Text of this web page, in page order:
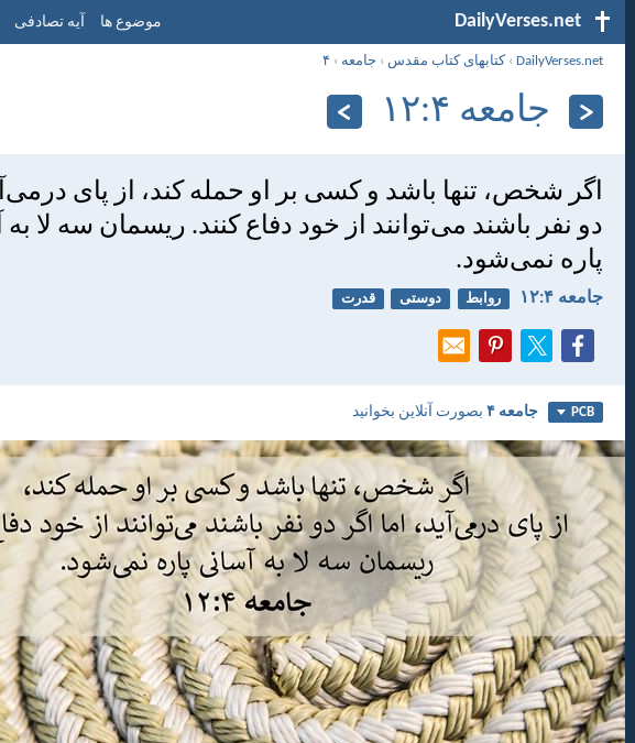
DailyVerses.net موضوع ها آیه تصادفی
DailyVerses.net
›کتابهای کتاب مقدس › جامعه › ۴
جامعه ۴:‏۱۲
اگر شخص، تنها باشد و كسی بر او حمله كند، از پای
دو نفر باشند می‌توانند از خود دفاع كنند. ريسمان سه لا
پاره نمی‌شود.
جامعه ۴:‏۱۲ روابط دوستی قدرت
PCB جامعه ۴ بصورت آنلاین بخوانید